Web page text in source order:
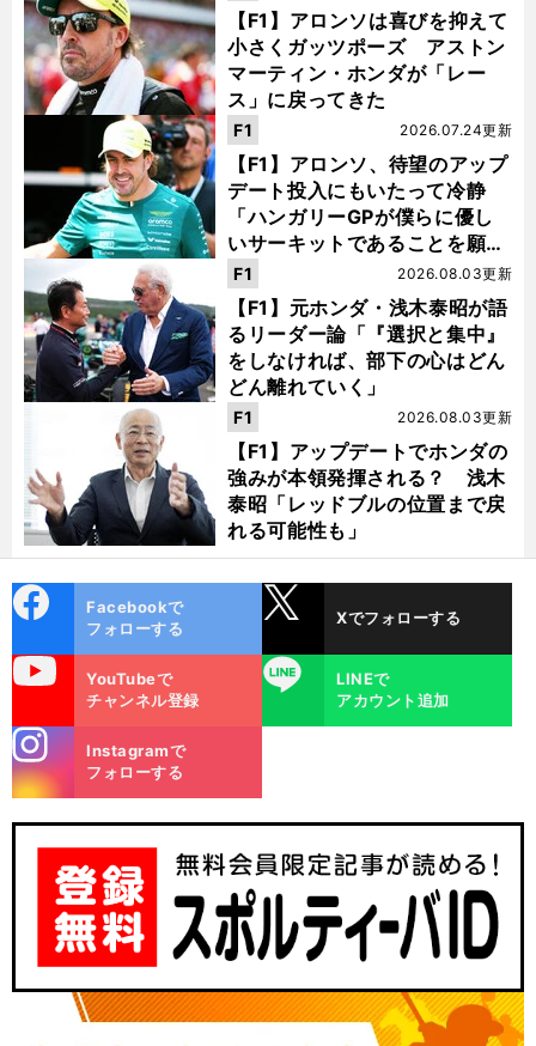
【F1】アロンソは喜びを抑えて
小さくガッツポーズ アストン
マーティン・ホンダが「レー
ス」に戻ってきた
【F1】アロンソ、待望のアップ
デート投入にもいたって冷静
「ハンガリーGPが僕らに優し
いサーキットであることを願
う」
2026.07.24更新
F1
【F1】元ホンダ・浅木泰昭が語
るリーダー論「『選択と集中』
をしなければ、部下の心はどん
どん離れていく」
2026.08.03更新
F1
【F1】アップデートでホンダの
強みが本領発揮される？ 浅木
泰昭「レッドブルの位置まで戻
れる可能性も」
2026.08.03更新
F1
ok
Facebookで
フォローする
Xでフォローする
YouTubeで
チャンネル登録
LINE
LINEで
アカウント追加
m
Instagramで
フォローする